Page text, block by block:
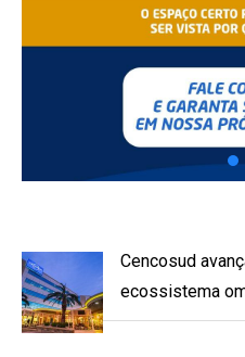
Cencosud
ecossistema